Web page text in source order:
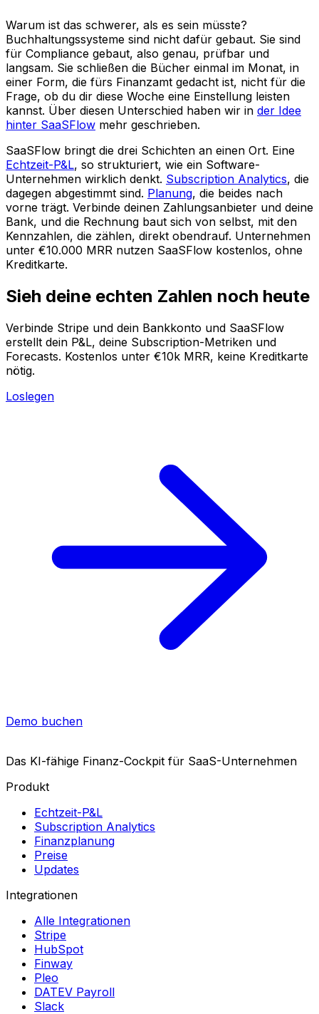
Warum ist das schwerer, als es sein müsste?
Buchhaltungssysteme sind nicht dafür gebaut. Sie sind
für Compliance gebaut, also genau, prüfbar und
langsam. Sie schließen die Bücher einmal im Monat, in
einer Form, die fürs Finanzamt gedacht ist, nicht für die
Frage, ob du dir diese Woche eine Einstellung leisten
kannst. Über diesen Unterschied haben wir in der Idee
hinter SaaSFlow mehr geschrieben.
SaaSFlow bringt die drei Schichten an einen Ort. Eine
Echtzeit-P&L, so strukturiert, wie ein Software-
Unternehmen wirklich denkt. Subscription Analytics, die
dagegen abgestimmt sind. Planung, die beides nach
vorne trägt. Verbinde deinen Zahlungsanbieter und deine
Bank, und die Rechnung baut sich von selbst, mit den
Kennzahlen, die zählen, direkt obendrauf. Unternehmen
unter €10.000 MRR nutzen SaaSFlow kostenlos, ohne
Kreditkarte.
Sieh deine echten Zahlen noch heute
Verbinde Stripe und dein Bankkonto und SaaSFlow
erstellt dein P&L, deine Subscription-Metriken und
Forecasts. Kostenlos unter €10k MRR, keine Kreditkarte
nötig.
Loslegen
Demo buchen
Das KI-fähige Finanz-Cockpit für SaaS-Unternehmen
Produkt
Echtzeit-P&L
Subscription Analytics
Finanzplanung
Preise
Updates
Integrationen
Alle Integrationen
Stripe
HubSpot
Finway
Pleo
DATEV Payroll
Slack